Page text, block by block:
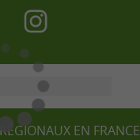
EN FRANCE